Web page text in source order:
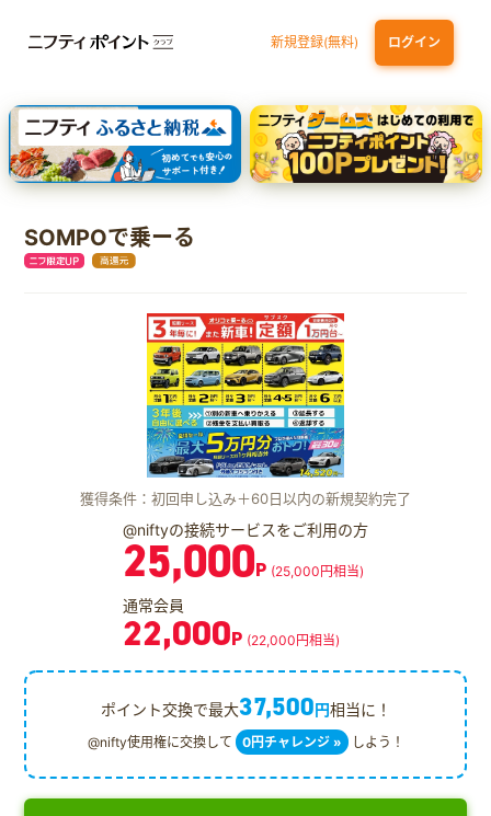
新規登録(無料) ログイン
三井住友カード ゴールド（NL）（家族カード発行） dカード GOLD
【実質初月無料】DMM | Disney+(ディズニープラス) セットプラン
SBI証券 確定拠出年金（iDeCo）
SOMPOで乗ーる
獲得条件：初回申し込み＋60日以内の新規契約完了
@niftyの接続サービスをご利用の方
25,000P (25,000円相当)
通常会員
22,000P (22,000円相当)
ポイント交換で最大37,500円相当に！
@nifty使用権に交換して 0円チャレンジ » しよう！